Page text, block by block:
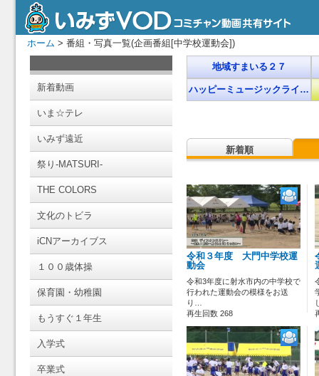
ホーム > 番組・写真一覧(企画番組[中学校運動会])
新着動画
いま☆テレ
いみず遠近
祭り-MATSURI-
THE COLORS
文化のトビラ
iCNアーカイブス
１００歳体操
保育園・幼稚園
もうすぐ１年生
入学式
卒業式
地域すまいる２７
ハッピーミュージックライ…
新着順
令和３年度 大門中学校運
動会
令和3年度に射水市内の中学校で
行われた運動会の模様をお送
り…
再生回数 268